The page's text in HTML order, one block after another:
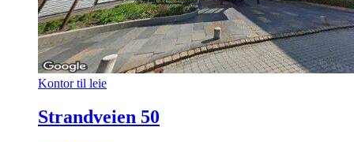
Kontor til leie
Strandveien 50